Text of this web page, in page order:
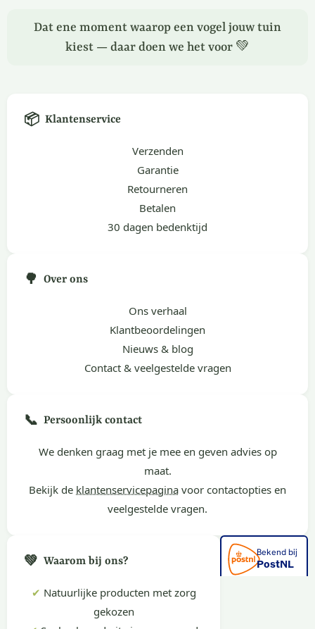
Dat ene moment waarop een vogel jouw tuin
kiest — daar doen we het voor 💚
📦 Klantenservice
Verzenden
Garantie
Retourneren
Betalen
30 dagen bedenktijd
🌳 Over ons
Ons verhaal
Klantbeoordelingen
Nieuws & blog
Contact & veelgestelde vragen
📞 Persoonlijk contact
We denken graag met je mee en geven advies op
maat.
Bekijk de klantenservicepagina voor contactopties en
veelgestelde vragen.
💚 Waarom bij ons?
✔ Natuurlijke producten met zorg
gekozen